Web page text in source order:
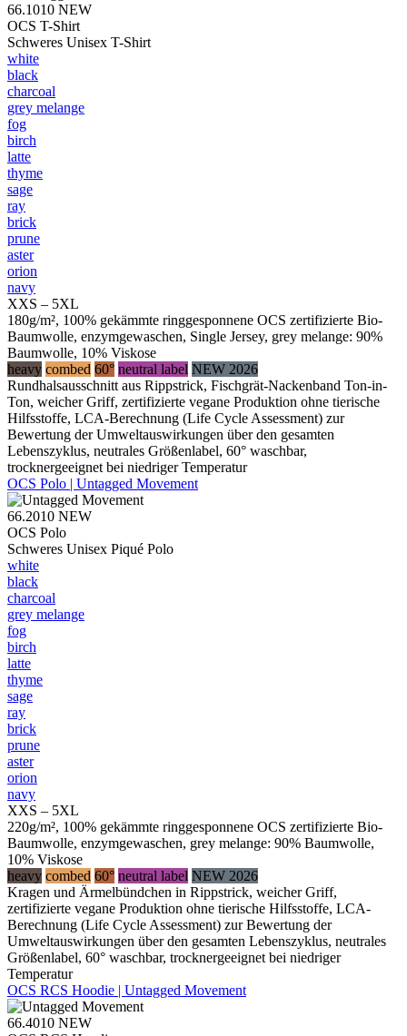
66.1010 NEW
OCS T-Shirt
Schweres Unisex T-Shirt
white
black
charcoal
grey melange
fog
birch
latte
thyme
sage
ray
brick
prune
aster
orion
navy
XXS – 5XL
180g/m², 100% gekämmte ringgesponnene OCS zertifizierte Bio-
Baumwolle, enzymgewaschen, Single Jersey, grey melange: 90%
Baumwolle, 10% Viskose
heavy combed 60° neutral label NEW 2026
Rundhalsausschnitt aus Rippstrick, Fischgrät-Nackenband Ton-in-
Ton, weicher Griff, zertifizierte vegane Produktion ohne tierische
Hilfsstoffe, LCA-Berechnung (Life Cycle Assessment) zur
Bewertung der Umweltauswirkungen über den gesamten
Lebenszyklus, neutrales Größenlabel, 60° waschbar,
trocknergeeignet bei niedriger Temperatur
OCS Polo | Untagged Movement
66.2010 NEW
OCS Polo
Schweres Unisex Piqué Polo
white
black
charcoal
grey melange
fog
birch
latte
thyme
sage
ray
brick
prune
aster
orion
navy
XXS – 5XL
220g/m², 100% gekämmte ringgesponnene OCS zertifizierte Bio-
Baumwolle, enzymgewaschen, grey melange: 90% Baumwolle,
10% Viskose
heavy combed 60° neutral label NEW 2026
Kragen und Ärmelbündchen in Rippstrick, weicher Griff,
zertifizierte vegane Produktion ohne tierische Hilfsstoffe, LCA-
Berechnung (Life Cycle Assessment) zur Bewertung der
Umweltauswirkungen über den gesamten Lebenszyklus, neutrales
Größenlabel, 60° waschbar, trocknergeeignet bei niedriger
Temperatur
OCS RCS Hoodie | Untagged Movement
66.4010 NEW